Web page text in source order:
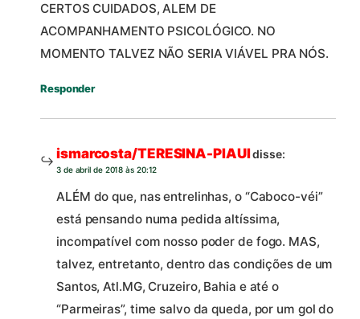
CERTOS CUIDADOS, ALEM DE
ACOMPANHAMENTO PSICOLÓGICO. NO
MOMENTO TALVEZ NÃO SERIA VIÁVEL PRA NÓS.
Responder
ismarcosta/TERESINA-PIAUIdisse:
3 de abril de 2018 às 20:12
ALÉM do que, nas entrelinhas, o “Caboco-véi”
está pensando numa pedida altíssima,
incompatível com nosso poder de fogo. MAS,
talvez, entretanto, dentro das condições de um
Santos, Atl.MG, Cruzeiro, Bahia e até o
“Parmeiras”, time salvo da queda, por um gol do